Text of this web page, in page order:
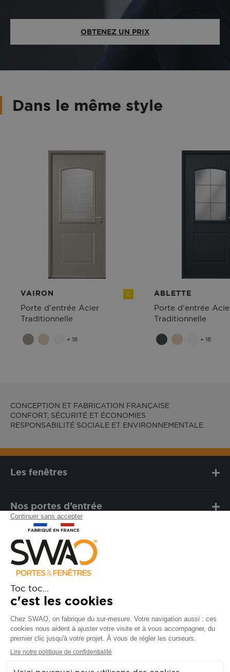
OBTENEZ UN PRIX
Dans le même style
VAIRON
Porte d'entrée Acier
Traditionnelle
C
+ 18
ABLETTE
Porte d'entrée
Traditionnelle
+ 18
CONCEPTION ET FABRICATION FRANÇAISE
CONFORT, SÉCURITÉ ET ÉCONOMIES
RESPONSABILITÉ SOCIALE ET ENVIRONNEMENTALE
Les fenêtres
Nos portes d’entrée
Notre marque
Besoin d'assistance ?
Garanties
SAV
Besoin d'informations ? Nos
conseillers sont à votre écoute.
CONTACTEZ-NOUS